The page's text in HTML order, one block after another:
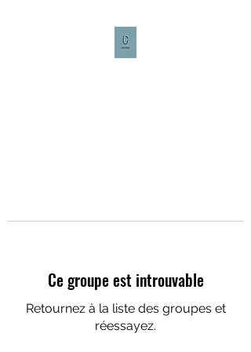
Ce groupe est introuvable
Retournez à la liste des groupes et
réessayez.